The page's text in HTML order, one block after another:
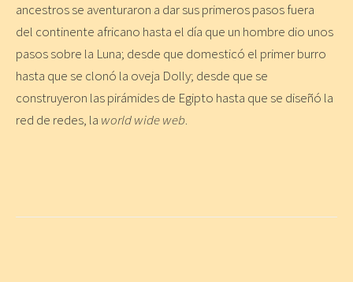
ancestros se aventuraron a dar sus primeros pasos fuera
del continente africano hasta el día que un hombre dio unos
pasos sobre la Luna; desde que domesticó el primer burro
hasta que se clonó la oveja Dolly; desde que se
construyeron las pirámides de Egipto hasta que se diseñó la
red de redes, la world wide web.